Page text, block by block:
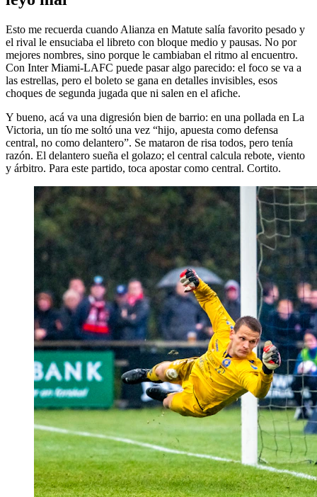
Esto me recuerda cuando Alianza en Matute salía favorito pesado y
el rival le ensuciaba el libreto con bloque medio y pausas. No por
mejores nombres, sino porque le cambiaban el ritmo al encuentro.
Con Inter Miami-LAFC puede pasar algo parecido: el foco se va a
las estrellas, pero el boleto se gana en detalles invisibles, esos
choques de segunda jugada que ni salen en el afiche.
Y bueno, acá va una digresión bien de barrio: en una pollada en La
Victoria, un tío me soltó una vez “hijo, apuesta como defensa
central, no como delantero”. Se mataron de risa todos, pero tenía
razón. El delantero sueña el golazo; el central calcula rebote, viento
y árbitro. Para este partido, toca apostar como central. Cortito.